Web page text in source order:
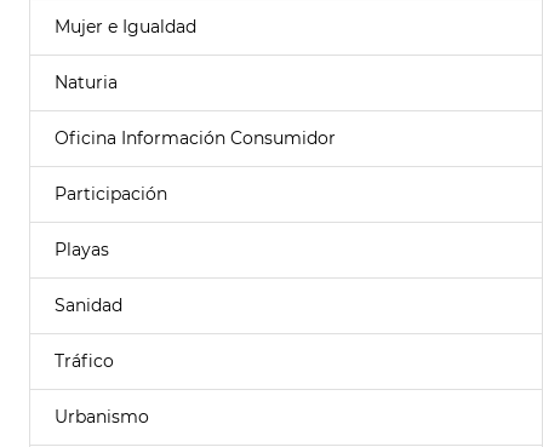
Mujer e Igualdad
Naturia
Oficina Información Consumidor
Participación
Playas
Sanidad
Tráfico
Urbanismo